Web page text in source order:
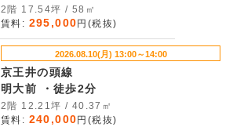
2階 17.54坪 / 58㎡
賃料: 295,000 円(税抜)
2026.08.10(月) 13:00～14:00
京王井の頭線
明大前 ・徒歩2分
2階 12.21坪 / 40.37㎡
賃料: 240,000 円(税抜)